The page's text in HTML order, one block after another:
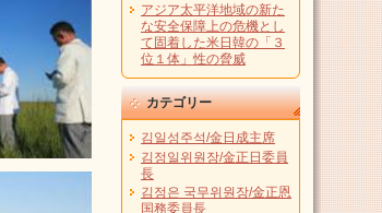
アジア太平洋地域の新た
な安全保障上の危機とし
て固着した米日韓の「３
位１体」性の脅威
カテゴリー
김일성주석/金日成主席
김정일위원장/金正日委員
長
김정은 국무위원장/金正恩
国務委員長